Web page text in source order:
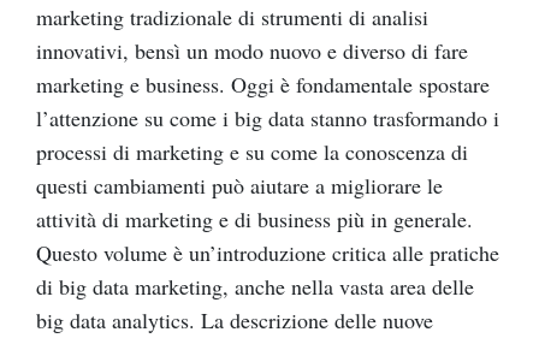
marketing tradizionale di strumenti di analisi
innovativi, bensì un modo nuovo e diverso di fare
marketing e business. Oggi è fondamentale spostare
l’attenzione su come i big data stanno trasformando i
processi di marketing e su come la conoscenza di
questi cambiamenti può aiutare a migliorare le
attività di marketing e di business più in generale.
Questo volume è un’introduzione critica alle pratiche
di big data marketing, anche nella vasta area delle
big data analytics. La descrizione delle nuove